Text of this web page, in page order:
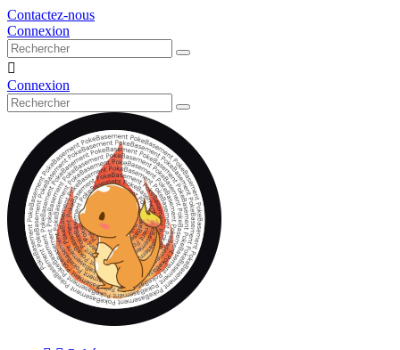
Contactez-nous
Connexion

Connexion